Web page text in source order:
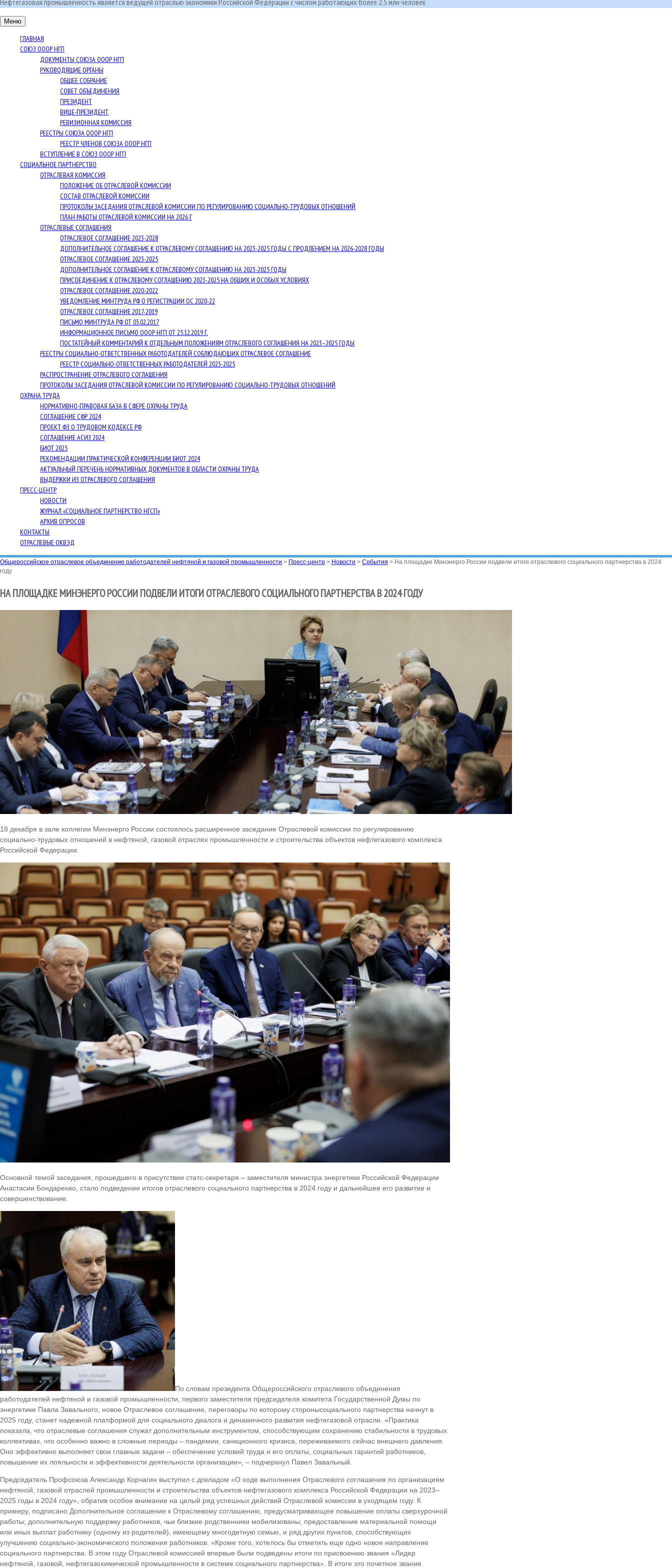
Нефтегазовая промышленность является ведущей отраслью экономики Российской Федерации с числом работающих более 2,5 млн человек
Меню
ГЛАВНАЯ
СОЮЗ ОООР НГП
ДОКУМЕНТЫ СОЮЗА ОООР НГП
РУКОВОДЯЩИЕ ОРГАНЫ
ОБЩЕЕ СОБРАНИЕ
СОВЕТ ОБЪЕДИНЕНИЯ
ПРЕЗИДЕНТ
ВИЦЕ-ПРЕЗИДЕНТ
РЕВИЗИОННАЯ КОМИССИЯ
РЕЕСТРЫ СОЮЗА ОООР НГП
РЕЕСТР ЧЛЕНОВ СОЮЗА ОООР НГП
ВСТУПЛЕНИЕ В СОЮЗ ОООР НГП
СОЦИАЛЬНОЕ ПАРТНЕРСТВО
ОТРАСЛЕВАЯ КОМИССИЯ
ПОЛОЖЕНИЕ ОБ ОТРАСЛЕВОЙ КОМИССИИ
СОСТАВ ОТРАСЛЕВОЙ КОМИССИИ
ПРОТОКОЛЫ ЗАСЕДАНИЯ ОТРАСЛЕВОЙ КОМИССИИ ПО РЕГУЛИРОВАНИЮ СОЦИАЛЬНО-ТРУДОВЫХ ОТНОШЕНИЙ
ПЛАН РАБОТЫ ОТРАСЛЕВОЙ КОМИССИИ НА 2026 Г
ОТРАСЛЕВЫЕ СОГЛАШЕНИЯ
ОТРАСЛЕВОЕ СОГЛАШЕНИЕ 2023-2028
ДОПОЛНИТЕЛЬНОЕ СОГЛАШЕНИЕ К ОТРАСЛЕВОМУ СОГЛАШЕНИЮ НА 2023-2025 ГОДЫ С ПРОДЛЕНИЕМ НА 2026-2028 ГОДЫ
ОТРАСЛЕВОЕ СОГЛАШЕНИЕ 2023-2025
ДОПОЛНИТЕЛЬНОЕ СОГЛАШЕНИЕ К ОТРАСЛЕВОМУ СОГЛАШЕНИЮ НА 2023-2025 ГОДЫ
ПРИСОЕДИНЕНИЕ К ОТРАСЛЕВОМУ СОГЛАШЕНИЮ 2023-2025 НА ОБЩИХ И ОСОБЫХ УСЛОВИЯХ
ОТРАСЛЕВОЕ СОГЛАШЕНИЕ 2020-2022
УВЕДОМЛЕНИЕ МИНТРУДА РФ О РЕГИСТРАЦИИ ОС 2020-22
ОТРАСЛЕВОЕ СОГЛАШЕНИЕ 2017-2019
ПИСЬМО МИНТРУДА РФ ОТ 03.02.2017
ИНФОРМАЦИОННОЕ ПИСЬМО ОООР НГП ОТ 25.12.2019 Г.
ПОСТАТЕЙНЫЙ КОММЕНТАРИЙ К ОТДЕЛЬНЫМ ПОЛОЖЕНИЯМ ОТРАСЛЕВОГО СОГЛАШЕНИЯ НА 2023–2025 ГОДЫ
РЕЕСТРЫ СОЦИАЛЬНО-ОТВЕТСТВЕННЫХ РАБОТОДАТЕЛЕЙ СОБЛЮДАЮЩИХ ОТРАСЛЕВОЕ СОГЛАШЕНИЕ
РЕЕСТР СОЦИАЛЬНО-ОТВЕТСТВЕННЫХ РАБОТОДАТЕЛЕЙ 2023-2025
РАСПРОСТРАНЕНИЕ ОТРАСЛЕВОГО СОГЛАШЕНИЯ
ПРОТОКОЛЫ ЗАСЕДАНИЯ ОТРАСЛЕВОЙ КОМИССИИ ПО РЕГУЛИРОВАНИЮ СОЦИАЛЬНО-ТРУДОВЫХ ОТНОШЕНИЙ
ОХРАНА ТРУДА
НОРМАТИВНО-ПРАВОВАЯ БАЗА В СФЕРЕ ОХРАНЫ ТРУДА
СОГЛАШЕНИЕ СФР 2024
ПРОЕКТ ФЗ О ТРУДОВОМ КОДЕКСЕ РФ
СОГЛАШЕНИЕ АСИЗ 2024
БИОТ 2025
РЕКОМЕНДАЦИИ ПРАКТИЧЕСКОЙ КОНФЕРЕНЦИИ БИОТ 2024
АКТУАЛЬНЫЙ ПЕРЕЧЕНЬ НОРМАТИВНЫХ ДОКУМЕНТОВ В ОБЛАСТИ ОХРАНЫ ТРУДА
ВЫДЕРЖКИ ИЗ ОТРАСЛЕВОГО СОГЛАШЕНИЯ
ПРЕСС-ЦЕНТР
НОВОСТИ
ЖУРНАЛ «СОЦИАЛЬНОЕ ПАРТНЕРСТВО НГСП»
АРХИВ ОПРОСОВ
КОНТАКТЫ
ОТРАСЛЕВЫЕ ОКВЭД
Общероссийское отраслевое объединение работодателей нефтяной и газовой промышленности > Пресс-центр > Новости > События > На площадке Минэнерго России подвели итоги отраслевого социального партнерства в 2024
году
НА ПЛОЩАДКЕ МИНЭНЕРГО РОССИИ ПОДВЕЛИ ИТОГИ ОТРАСЛЕВОГО СОЦИАЛЬНОГО ПАРТНЕРСТВА В 2024 ГОДУ
18 декабря в зале коллегии Минэнерго России состоялось расширенное заседание Отраслевой комиссии по регулированию
социально-трудовых отношений в нефтяной, газовой отраслях промышленности и строительства объектов нефтегазового комплекса
Российской Федерации.
Основной темой заседания, прошедшего в присутствии статс-секретаря – заместителя министра энергетики Российской Федерации
Анастасии Бондаренко, стало подведение итогов отраслевого социального партнерства в 2024 году и дальнейшее его развитие и
совершенствование.
По словам президента Общероссийского отраслевого объединения
работодателей нефтяной и газовой промышленности, первого заместителя председателя комитета Государственной Думы по
энергетике Павла Завального, новое Отраслевое соглашение, переговоры по которому сторонысоциального партнерства начнут в
2025 году, станет надежной платформой для социального диалога и динамичного развития нефтегазовой отрасли. «Практика
показала, что отраслевые соглашения служат дополнительным инструментом, способствующим сохранению стабильности в трудовых
коллективах, что особенно важно в сложные периоды – пандемии, санкционного кризиса, переживаемого сейчас внешнего давления.
Оно эффективно выполняет свои главные задачи – обеспечение условий труда и его оплаты, социальных гарантий работников,
повышение их лояльности и эффективности деятельности организации», – подчеркнул Павел Завальный.
Председатель Профсоюза Александр Корчагин выступил с докладом «О ходе выполнения Отраслевого соглашения по организациям
нефтяной, газовой отраслей промышленности и строительства объектов нефтегазового комплекса Российской Федерации на 2023–
2025 годы в 2024 году», обратив особое внимание на целый ряд успешных действий Отраслевой комиссии в уходящем году. К
примеру, подписано Дополнительное соглашение к Отраслевому соглашению, предусматривающее повышение оплаты сверхурочной
работы; дополнительную поддержку работников, чьи близкие родственники мобилизованы; предоставление материальной помощи
или иных выплат работнику (одному из родителей), имеющему многодетную семью, и ряд других пунктов, способствующих
улучшению социально-экономического положения работников. «Кроме того, хотелось бы отметить еще одно новое направление
социального партнерства. В этом году Отраслевой комиссией впервые были подведены итоги по присвоению звания «Лидер
нефтяной, газовой, нефтегазохимической промышленности в системе социального партнерства». В итоге это почетное звание